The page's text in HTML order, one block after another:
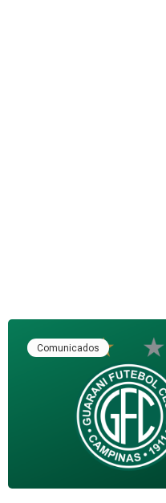
Comunicados